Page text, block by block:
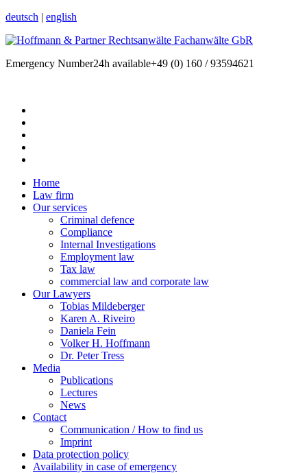
deutsch | english
Emergency Number24h available+49 (0) 160 / 93594621
Home
Law firm
Our services
Criminal defence
Compliance
Internal Investigations
Employment law
Tax law
commercial law and corporate law
Our Lawyers
Tobias Mildeberger
Karen A. Riveiro
Daniela Fein
Volker H. Hoffmann
Dr. Peter Tress
Media
Publications
Lectures
News
Contact
Communication / How to find us
Imprint
Data protection policy
Availability in case of emergency